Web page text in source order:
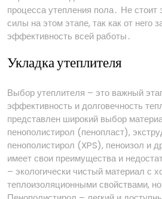
процесса утепления пола․ Не стоит
силы на этом этапе, так как от него
эффективность всей работы․
Укладка утеплителя
Выбор утеплителя – это важный
эффективность и долговечность
представлен широкий выбор
пенополистирол (пенопласт),
пенополистирол (XPS), пеноизол и
имеет свои преимущества и
– экологически чистый материал с
теплоизоляционными свойствами, но